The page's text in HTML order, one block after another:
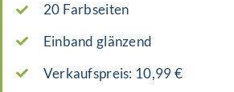
20 Farbseiten
Einband glänzend
Verkaufspreis: 10,99 €